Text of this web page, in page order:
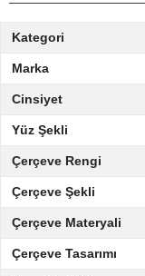
Kategori
Marka
Cinsiyet
Yüz Şekli
Çerçeve Rengi
Çerçeve Şekli
Çerçeve Materyali
Çerçeve Tasarımı